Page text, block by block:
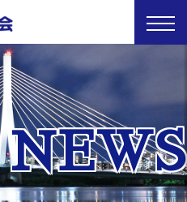
NEWS